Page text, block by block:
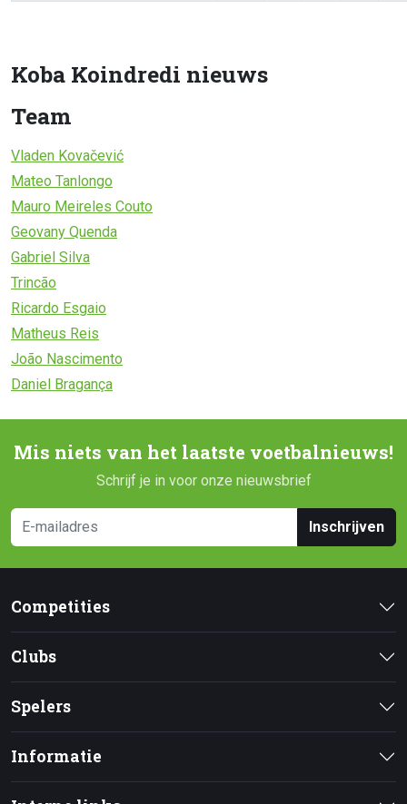
Koba Koindredi nieuws
Team
Vladen Kovačević
Mateo Tanlongo
Mauro Meireles Couto
Geovany Quenda
Gabriel Silva
Trincão
Ricardo Esgaio
Matheus Reis
João Nascimento
Daniel Bragança
Mis niets van het laatste voetbalnieuws!
Schrijf je in voor onze nieuwsbrief
Inschrijven
Competities
Clubs
Spelers
Informatie